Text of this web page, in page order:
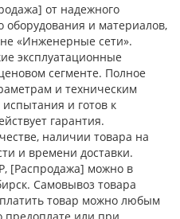
от надежного
оборудования и материалов,
«Инженерные сети».
эксплуатационные
сегменте. Полное
и техническим
и готов к
гарантия.
наличии товара на
и времени доставки.
[Распродажа] можно в
Самовывоз товара
товар можно любым
предоплате или при